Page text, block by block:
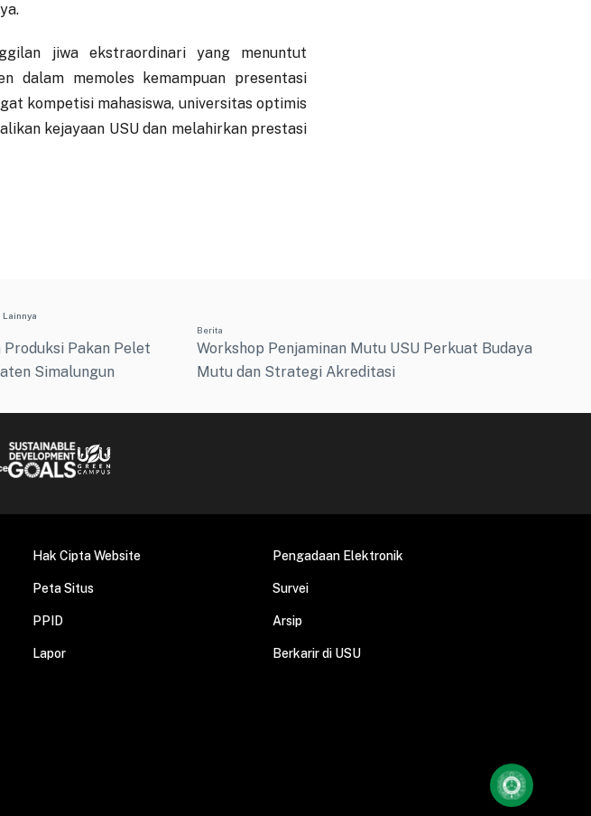
jiwa ekstraordinari yang menuntut
dalam memoles kemampuan presentasi
kompetisi mahasiswa, universitas optimis
kejayaan USU dan melahirkan prestasi
Lainnya
Produksi Pakan Pelet
Simalungun
Berita
Workshop Penjaminan Mutu USU Perkuat Budaya
Mutu dan Strategi Akreditasi
Hak Cipta Website
Peta Situs
PPID
Lapor
Pengadaan Elektronik
Survei
Arsip
Berkarir di USU